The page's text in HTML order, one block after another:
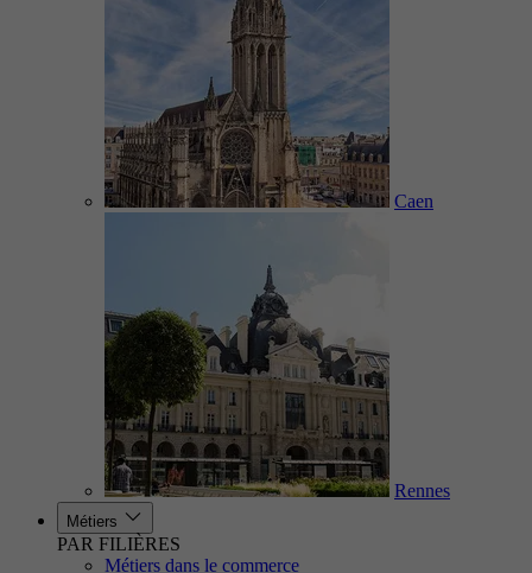
Caen
Rennes
Métiers
PAR FILIÈRES
Métiers dans le commerce